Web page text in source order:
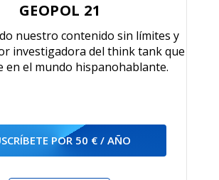
GEOPOL 21
nuestro contenido sin límites y
investigadora del think tank que
en el mundo hispanohablante.
POR 50 € / AÑO